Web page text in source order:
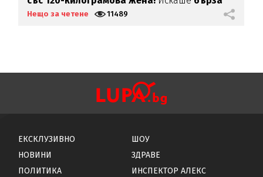
печалба...
Нещо за четене 11489
ЕКСКЛУЗИВНО
НОВИНИ
ПОЛИТИКА
ШОУ
ЗДРАВЕ
ИНСПЕКТОР АЛЕКС